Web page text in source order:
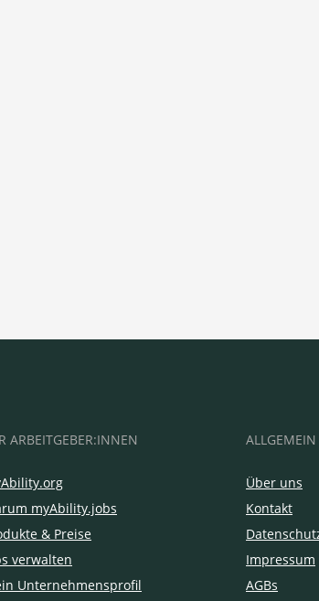
ARBEITGEBER:INNEN
myAbility.jobs
& Preise
verwalten
Unternehmensprofil
ALLGEMEIN
Über uns
Kontakt
Impressum
AGBs